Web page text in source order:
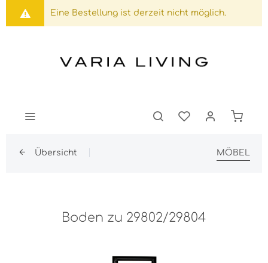
Eine Bestellung ist derzeit nicht möglich.
Übersicht MÖBEL
Boden zu 29802/29804